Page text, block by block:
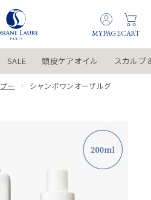
SALE 頭皮ケアオイル スカルプ
ー シャンポワンオーザルグ